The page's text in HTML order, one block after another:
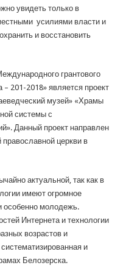
увидеть только в
усилиями власти и
и восстановить
грантового
201-2018» является проект
музей» «Храмы
системы с
Данный проект направлен
церкви в
актуальной, так как в
имеют огромное
особенно молодежь.
Интернета и технологии
возрастов и
и
Белозерска.